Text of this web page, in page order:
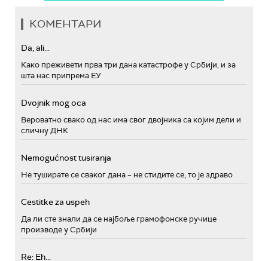
КОМЕНТАРИ
Da, ali...
Како преживети прва три дана катастрофе у Србији, и за
шта нас припрема ЕУ
Dvojnik mog oca
Вероватно свако од нас има свог двојника са којим дели и
сличну ДНК
Nemogućnost tusiranja
Не туширате се сваког дана – не стидите се, то је здраво
Cestitke za uspeh
Да ли сте знали да се најбоље грамофонске ручице
производе у Србији
Re: Eh...